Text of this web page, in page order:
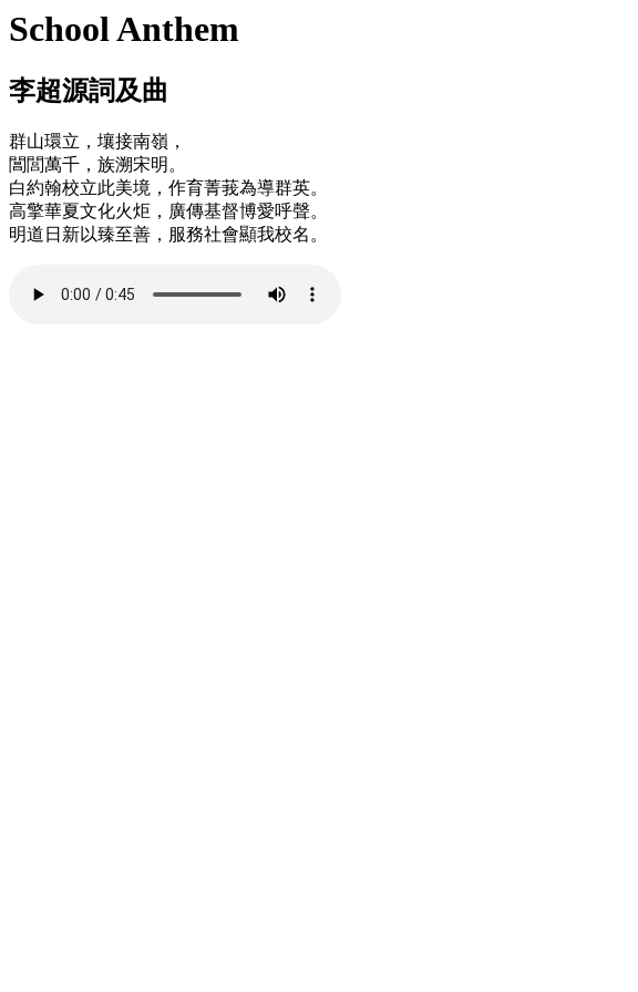
School Anthem
李超源詞及曲
群山環立，壤接南嶺，
閶閭萬千，族溯宋明。
白約翰校立此美境，作育菁莪為導群英。
高擎華夏文化火炬，廣傳基督博愛呼聲。
明道日新以臻至善，服務社會顯我校名。